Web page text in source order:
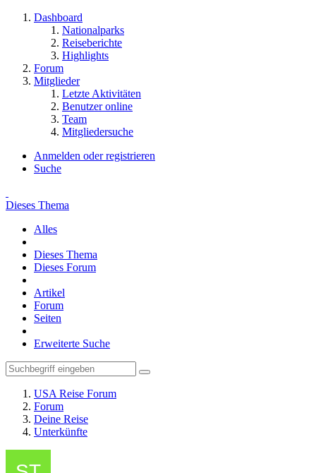
Dashboard
Nationalparks
Reiseberichte
Highlights
Forum
Mitglieder
Letzte Aktivitäten
Benutzer online
Team
Mitgliedersuche
Anmelden oder registrieren
Suche
Dieses Thema
Alles
Dieses Thema
Dieses Forum
Artikel
Forum
Seiten
Erweiterte Suche
USA Reise Forum
Forum
Deine Reise
Unterkünfte